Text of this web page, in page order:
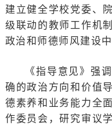
建立健全学校党委、
级联动的教师工作机
政治和师德师风建设中
《指导意见》强
确的政治方向和价值
德素养和业务能力全
作委员会，研究审议